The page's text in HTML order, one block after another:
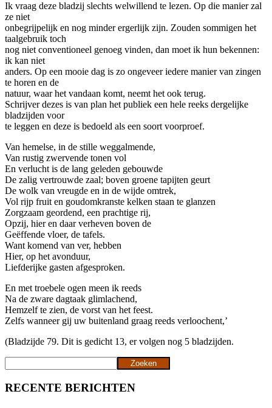
Ik vraag deze bladzij slechts welwillend te lezen. Op die manier zal
ze niet
onbegrijpelijk en nog minder ergerlijk zijn. Zouden sommigen het
taalgebruik toch
nog niet conventioneel genoeg vinden, dan moet ik hun bekennen:
ik kan niet
anders. Op een mooie dag is zo ongeveer iedere manier van zingen
te horen en de
natuur, waar het vandaan komt, neemt het ook terug.
Schrijver dezes is van plan het publiek een hele reeks dergelijke
bladzijden voor
te leggen en deze is bedoeld als een soort voorproef.
Van hemelse, in de stille weggalmende,
Van rustig zwervende tonen vol
En verlucht is de lang geleden gebouwde
De zalig vertrouwde zaal; boven groene tapijten geurt
De wolk van vreugde en in de wijde omtrek,
Vol rijp fruit en goudomkranste kelken staan te glanzen
Zorgzaam geordend, een prachtige rij,
Opzij, hier en daar verheven boven de
Geëffende vloer, de tafels.
Want komend van ver, hebben
Hier, op het avonduur,
Liefderijke gasten afgesproken.
En met troebele ogen meen ik reeds
Na de zware dagtaak glimlachend,
Hemzelf te zien, de vorst van het feest.
Zelfs wanneer gij uw buitenland graag reeds verloochent,’
(Bladzijde 79. Dit is gedicht 13, er volgen nog 5 bladzijden.
Zoeken
RECENTE BERICHTEN